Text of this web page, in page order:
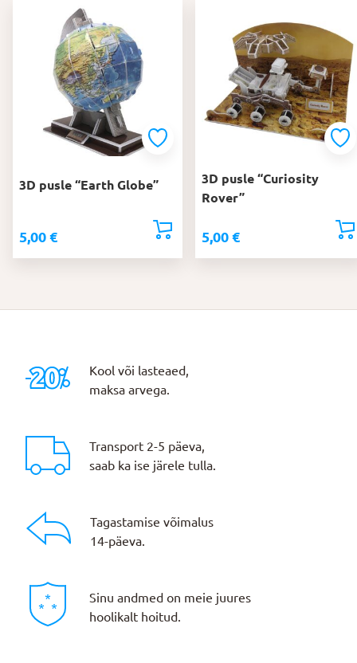
3D pusle “Earth Globe”
5,00 €
3D pusle “Curiosity
Rover”
5,00 €
Kool või lasteaed,
maksa arvega.
Transport 2-5 päeva,
saab ka ise järele tulla.
Tagastamise võimalus
14-päeva.
Sinu andmed on meie juures
hoolikalt hoitud.